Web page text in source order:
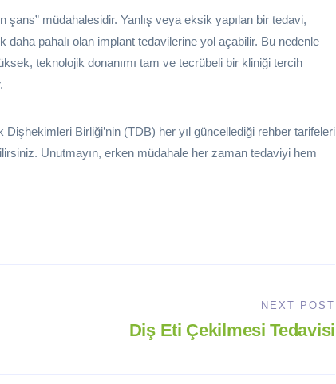
şans” müdahalesidir. Yanlış veya eksik yapılan bir tedavi,
pahalı olan implant tedavilerine yol açabilir. Bu nedenle
teknolojik donanımı tam ve tecrübeli bir kliniği tercih
Birliği’nin (TDB) her yıl güncellediği rehber tarifeleri
Unutmayın, erken müdahale her zaman tedaviyi hem
NEXT POST
Diş Eti Çekilmesi Tedavisi